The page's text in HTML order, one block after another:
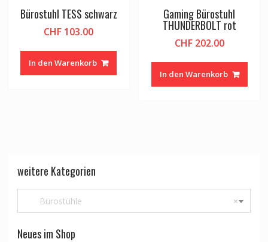
Bürostuhl TESS schwarz
CHF 103.00
In den Warenkorb
Gaming Bürostuhl
THUNDERBOLT rot
CHF202.00
In den Warenkorb
weitere Kategorien
×
Bürostühle
Neues im Shop